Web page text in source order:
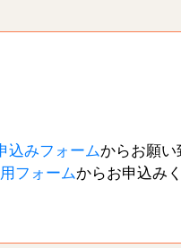
込みフォームからお願い
フォームからお申込み